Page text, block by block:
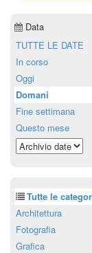
Data
TUTTE LE DATE
In corso
Oggi
Domani
Fine settimana
Questo mese
Tutte le
Architettura
Fotografia
Grafica